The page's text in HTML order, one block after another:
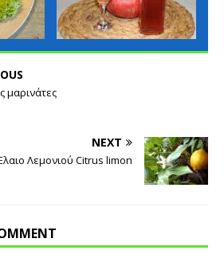
μαρινάτες
NEXT
Λεμονιού Citrus limon